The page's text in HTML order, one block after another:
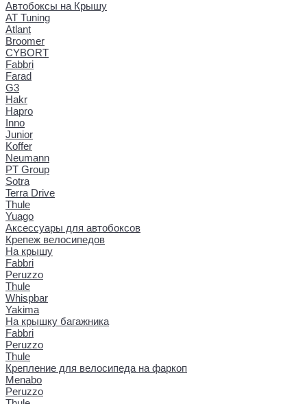
Автобоксы на Крышу
AT Tuning
Atlant
Broomer
CYBORT
Fabbri
Farad
G3
Hakr
Hapro
Inno
Junior
Koffer
Neumann
PT Group
Sotra
Terra Drive
Thule
Yuago
Аксессуары для автобоксов
Крепеж велосипедов
На крышу
Fabbri
Peruzzo
Thule
Whispbar
Yakima
На крышку багажника
Fabbri
Peruzzo
Thule
Крепление для велосипеда на фаркоп
Menabo
Peruzzo